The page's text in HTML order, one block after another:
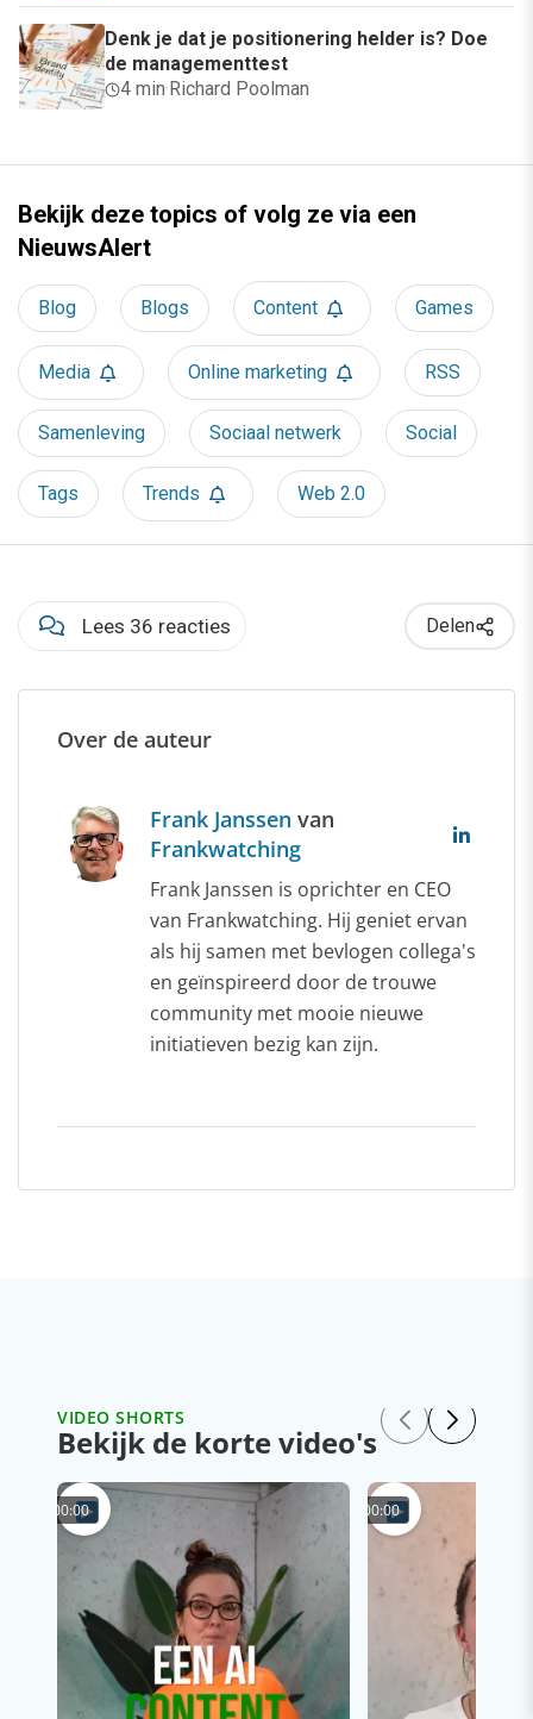
Denk je dat je positionering helder is? Doe
de managementtest
4 min· Richard Poolman
Bekijk deze topics of volg ze via een
NieuwsAlert
Blog Blogs Content Games
Media Online marketing RSS
Samenleving Sociaal netwerk Social
Tags Trends Web 2.0
Lees 36 reacties Delen
Over de auteur
Frank Janssen van
Frankwatching
Frank Janssen is oprichter en CEO
van Frankwatching. Hij geniet ervan
als hij samen met bevlogen collega's
en geïnspireerd door de trouwe
community met mooie nieuwe
initiatieven bezig kan zijn.
VIDEO SHORTS
Bekijk de korte video's
00:00 00:00